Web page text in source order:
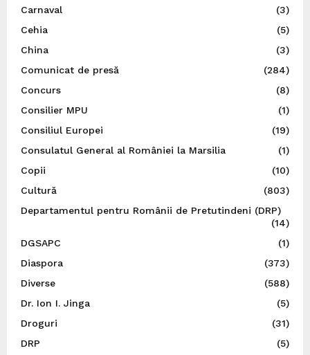
Carnaval
(3)
Cehia
(5)
China
(3)
Comunicat de presă
(284)
Concurs
(8)
Consilier MPU
(1)
Consiliul Europei
(19)
Consulatul General al României la Marsilia
(1)
Copii
(10)
Cultură
(803)
Departamentul pentru Românii de Pretutindeni (DRP)
(14)
DGSAPC
(1)
Diaspora
(373)
Diverse
(588)
Dr. Ion I. Jinga
(5)
Droguri
(31)
DRP
(5)